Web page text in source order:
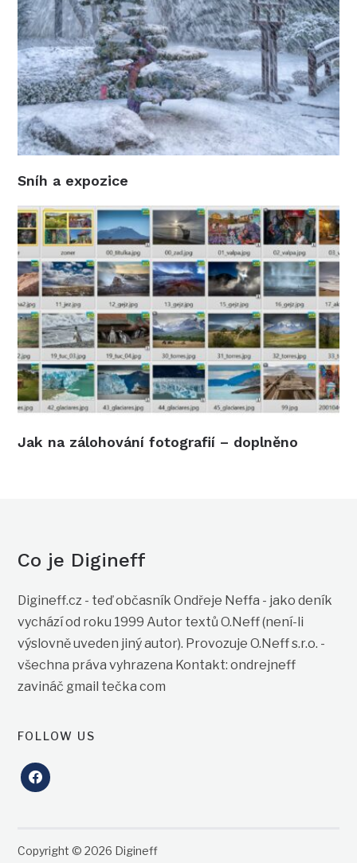
Sníh a expozice
Jak na zálohování fotografií – doplněno
Co je Digineff
Digineff.cz - teď občasník Ondřeje Neffa - jako deník
vychází od roku 1999 Autor textů O.Neff (není-li
výslovně uveden jiný autor). Provozuje O.Neff s.r.o. -
všechna práva vyhrazena Kontakt: ondrejneff
zavináč gmail tečka com
FOLLOW US
facebook
Copyright © 2026 Digineff